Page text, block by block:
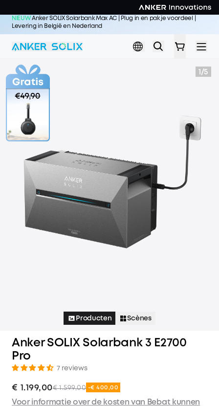
NIEUW Anker SOLIX Solarbank Max AC | Plug in en pak je voordeel |
Levering in België en Nederland
1 /5
Producten Scènes
Anker SOLIX Solarbank 3 E2700
Pro
7 reviews
€ 1.199,00€ 1.599,00 -€ 400,00
Voor informatie over de kosten van Bebat kunnen